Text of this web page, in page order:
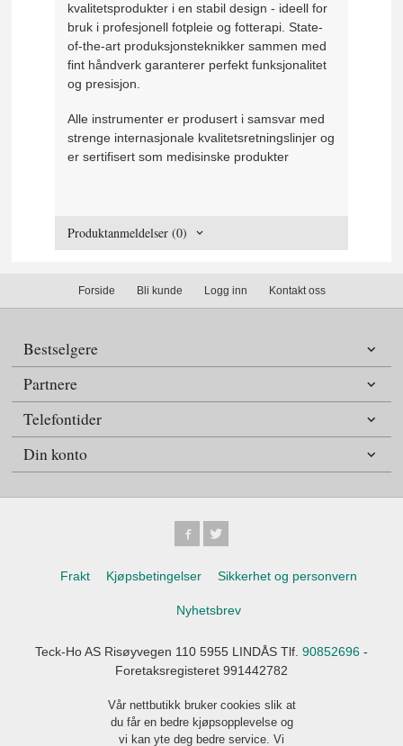
kvalitetsprodukter i en stabil design - ideell for
bruk i profesjonell fotpleie og fotterapi. State-
of-the-art produksjonsteknikker sammen med
fint håndverk garanterer perfekt funksjonalitet
og presisjon.
Alle instrumenter er produsert i samsvar med
strenge internasjonale kvalitetsretningslinjer og
er sertifisert som medisinske produkter
Produktanmeldelser (0)
Forside Bli kunde Logg inn Kontakt oss
Bestselgere
Partnere
Telefontider
Din konto
Frakt Kjøpsbetingelser Sikkerhet og personvern
Nyhetsbrev
Teck-Ho AS Risøyvegen 110 5955 LINDÅS Tlf. 90852696 -
Foretaksregisteret 991442782
Vår nettbutikk bruker cookies slik at
du får en bedre kjøpsopplevelse og
vi kan yte deg bedre service. Vi